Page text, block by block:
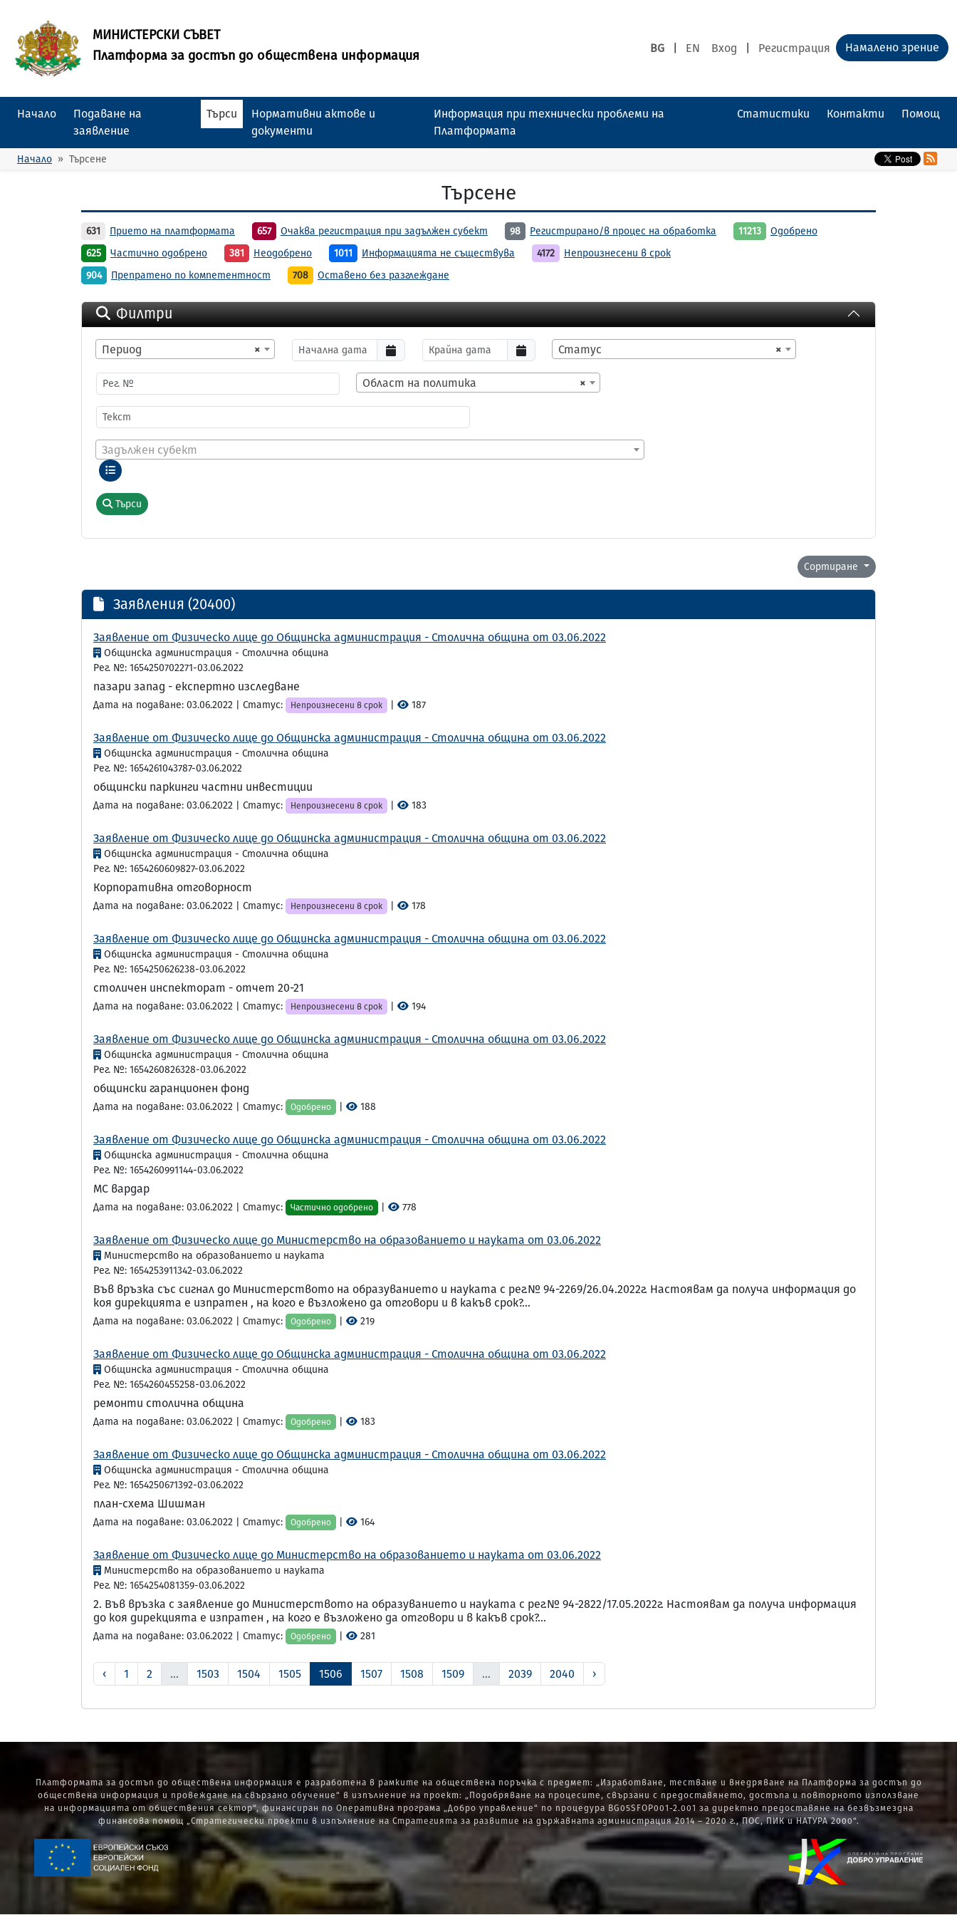
МИНИСТЕРСКИ СЪВЕТ
Платформа за достъп до обществена информация
BG EN Вход Регистрация Намалено зрение
Начало
Подаване на
заявление
Търси
Нормативни актове и
документи
Информация при технически проблеми на
Платформата
Статистики Контакти Помощ
Начало Търсене
Търсене
631 Прието на платформата 657 Очаква регистрация при задължен субект 98 Регистрирано/в процес на обработка 11213
Одобрено
625
Частично одобрено 381 Неодобрено 1011 Информацията не съществува 4172
Непроизнесени в срок
904
Препратено по компетентност 708 Оставено без разглеждане
Филтри
×
Период ×
Статус
×
Област на политика
Задължен субект
Търси
Сортиране
Заявления (20400)
Заявление от Физическо лице до Общинска администрация - Столична община от 03.06.2022
Общинска администрация - Столична община
Рег. №: 1654250702271-03.06.2022
пазари запад - експертно изследване
Дата на подаване: 03.06.2022 | Статус: Непроизнесени в срок 187
Заявление от Физическо лице до Общинска администрация - Столична община от 03.06.2022
Общинска администрация - Столична община
Рег. №: 1654261043787-03.06.2022
общински паркинги частни инвестиции
Дата на подаване: 03.06.2022 | Статус: Непроизнесени в срок 183
Заявление от Физическо лице до Общинска администрация - Столична община от 03.06.2022
Общинска администрация - Столична община
Рег. №: 1654260609827-03.06.2022
Корпоративна отговорност
Дата на подаване: 03.06.2022 | Статус: Непроизнесени в срок 178
Заявление от Физическо лице до Общинска администрация - Столична община от 03.06.2022
Общинска администрация - Столична община
Рег. №: 1654250626238-03.06.2022
столичен инспекторат - отчет 20-21
Дата на подаване: 03.06.2022 | Статус: Непроизнесени в срок 194
Заявление от Физическо лице до Общинска администрация - Столична община от 03.06.2022
Общинска администрация - Столична община
Рег. №: 1654260826328-03.06.2022
общински гаранционен фонд
Дата на подаване: 03.06.2022 | Статус: Одобрено 188
Заявление от Физическо лице до Общинска администрация - Столична община от 03.06.2022
Общинска администрация - Столична община
Рег. №: 1654260991144-03.06.2022
МС вардар
Дата на подаване: 03.06.2022 | Статус: Частично одобрено 778
Заявление от Физическо лице до Министерство на образованието и науката от 03.06.2022
Министерство на образованието и науката
Рег. №: 1654253911342-03.06.2022
Във връзка със сигнал до Министерството на образуванието и науката с рег.№ 94-2269/26.04.2022г. Настоявам да получа информация до
коя дирекцията е изпратен , на кого е възложено да отговори и в какъв срок?...
Дата на подаване: 03.06.2022 | Статус: Одобрено 219
Заявление от Физическо лице до Общинска администрация - Столична община от 03.06.2022
Общинска администрация - Столична община
Рег. №: 1654260455258-03.06.2022
ремонти столична община
Дата на подаване: 03.06.2022 | Статус: Одобрено 183
Заявление от Физическо лице до Общинска администрация - Столична община от 03.06.2022
Общинска администрация - Столична община
Рег. №: 1654250671392-03.06.2022
план-схема Шишман
Дата на подаване: 03.06.2022 | Статус: Одобрено 164
Заявление от Физическо лице до Министерство на образованието и науката от 03.06.2022
Министерство на образованието и науката
Рег. №: 1654254081359-03.06.2022
2. Във връзка с заявление до Министерството на образуванието и науката с рег.№ 94-2822/17.05.2022г. Настоявам да получа информация
до коя дирекцията е изпратен , на кого е възложено да отговори и в какъв срок?...
Дата на подаване: 03.06.2022 | Статус: Одобрено 281
‹ 1 2 ... 1503 1504 1505 1506 1507 1508 1509 ... 2039 2040 ›
Платформата за достъп до обществена информация е разработена в рамките на обществена поръчка с предмет: „Изработване, тестване и внедряване на Платформа за достъп до
обществена информация и провеждане на свързано обучение“ в изпълнение на проект: „Подобряване на процесите, свързани с предоставянето, достъпа и повторното използване
на информацията от обществения сектор“, финансиран по Оперативна програма „Добро управление“ по процедура BG05SFOP001-2.001 за директно предоставяне на безвъзмездна
финансова помощ „Стратегически проекти в изпълнение на Стратегията за развитие на държавната администрация 2014 – 2020 г., ПОС, ПИК и НАТУРА 2000“.